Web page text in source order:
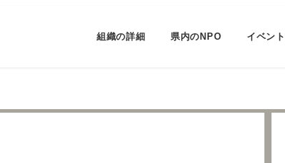
組織の詳細 県内のNPO イベント